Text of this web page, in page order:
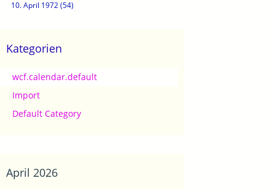
10. April 1972 (54)
Kategorien
wcf.calendar.default
Import
Default Category
April 2026